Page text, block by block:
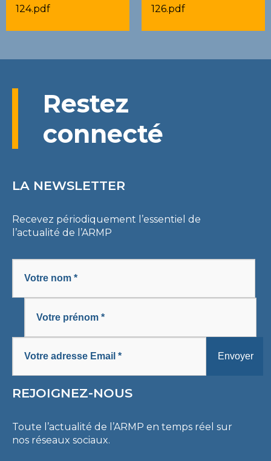
124.pdf
126.pdf
Restez
connecté
LA NEWSLETTER
Recevez périodiquement l’essentiel de
l’actualité de l’ARMP
REJOIGNEZ-NOUS
Toute l’actualité de l’ARMP en temps réel sur
nos réseaux sociaux.